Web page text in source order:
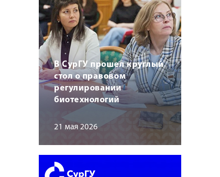
В СурГУ прошел круглый
стол о правовом
регулировании
биотехнологий
21 мая 2026